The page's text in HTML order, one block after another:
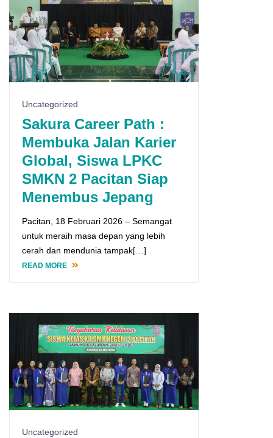
Uncategorized
Sakura Career Path :
Membuka Jalan Karier
Global, Siswa LPKC
SMKN 2 Pacitan Siap
Menembus Jepang
Pacitan, 18 Februari 2026 – Semangat
untuk meraih masa depan yang lebih
cerah dan mendunia tampak[…]
READ MORE
Uncategorized